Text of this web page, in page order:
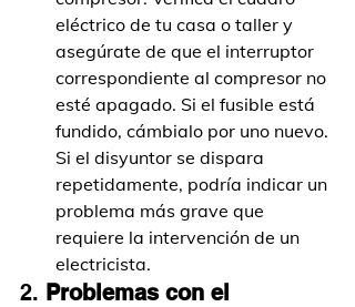
eléctrico de tu casa o taller y
asegúrate de que el interruptor
correspondiente al compresor no
esté apagado. Si el fusible está
fundido, cámbialo por uno nuevo.
Si el disyuntor se dispara
repetidamente, podría indicar un
problema más grave que
requiere la intervención de un
electricista.
2. Problemas con el